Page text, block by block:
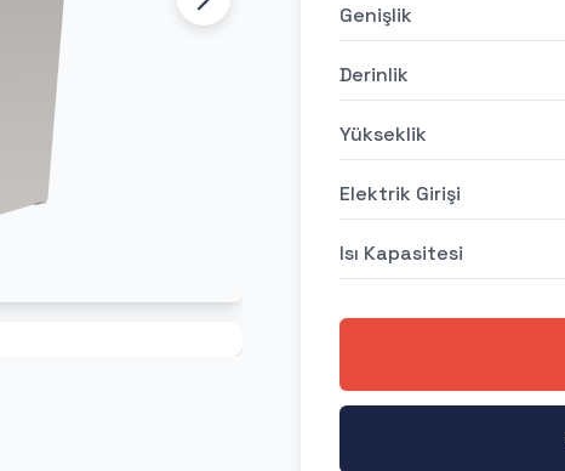
Genişlik
Derinlik
Yükseklik
Elektrik Girişi
Isı Kapasitesi